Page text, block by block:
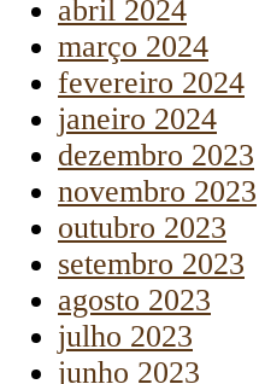
abril 2024
março 2024
fevereiro 2024
janeiro 2024
dezembro 2023
novembro 2023
outubro 2023
setembro 2023
agosto 2023
julho 2023
junho 2023